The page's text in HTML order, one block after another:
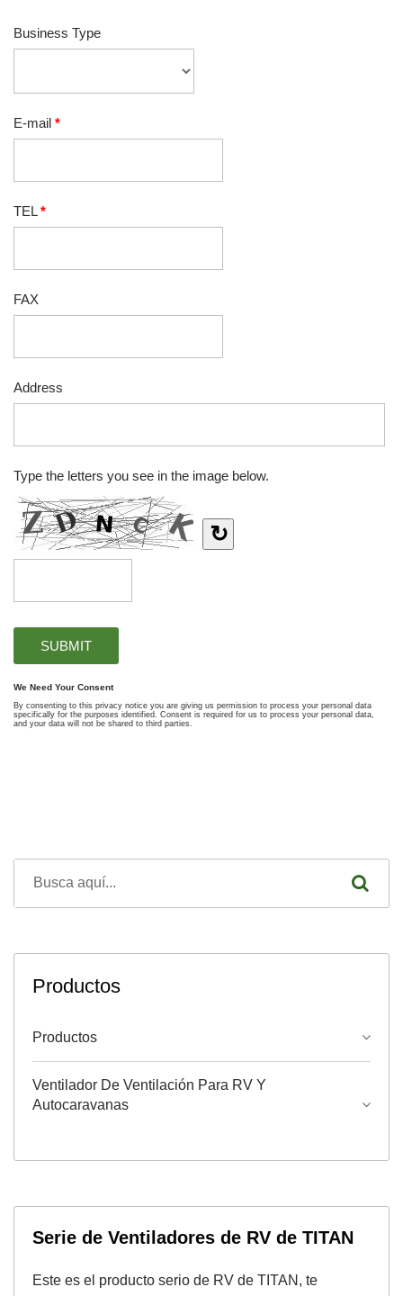
Productos
Productos
Ventilador De Ventilación Para RV Y
Autocaravanas
Serie de Ventiladores de RV de TITAN
Este es el producto serio de RV de TITAN, te